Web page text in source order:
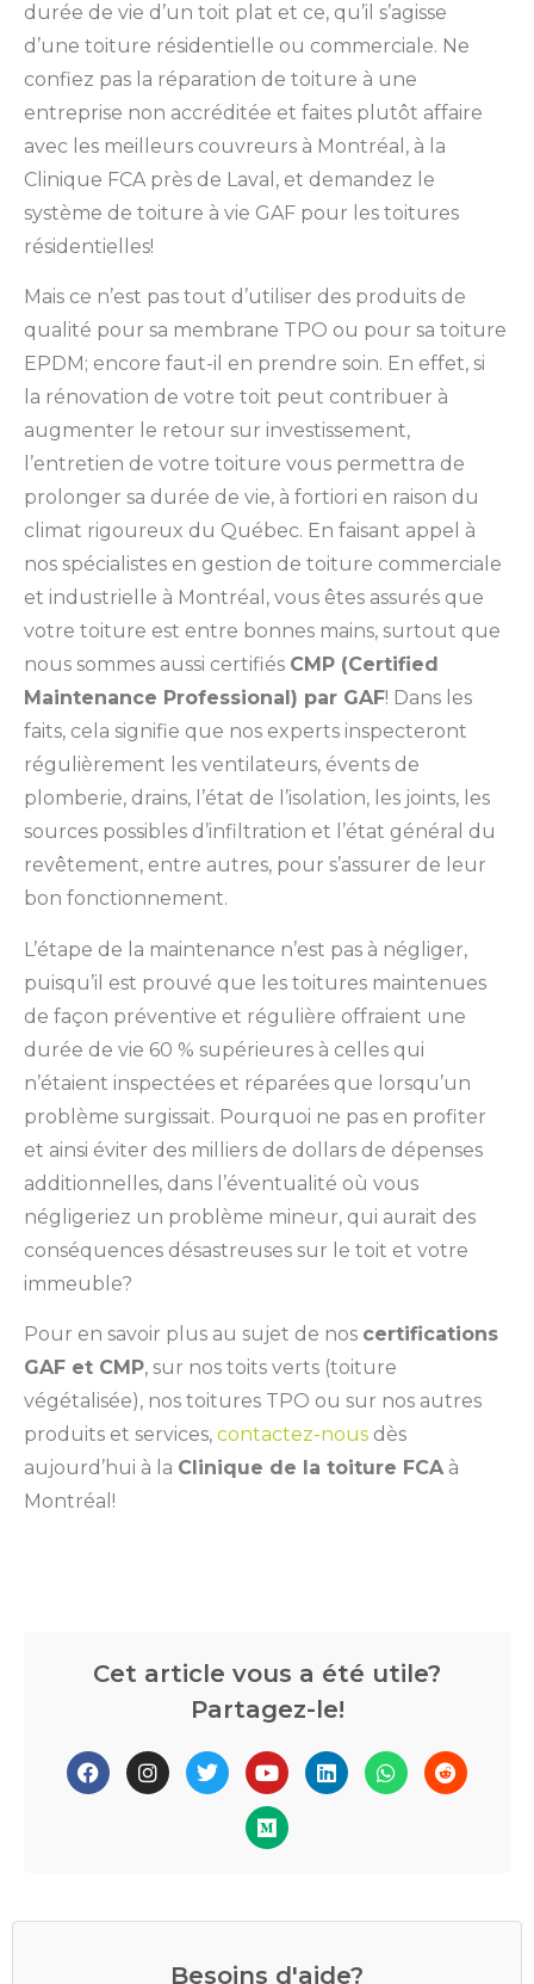
durée de vie d’un toit plat et ce, qu’il s’agisse
d’une toiture résidentielle ou commerciale. Ne
confiez pas la réparation de toiture à une
entreprise non accréditée et faites plutôt affaire
avec les meilleurs couvreurs à Montréal, à la
Clinique FCA près de Laval, et demandez le
système de toiture à vie GAF pour les toitures
résidentielles!
Mais ce n’est pas tout d’utiliser des produits de
qualité pour sa membrane TPO ou pour sa toiture
EPDM; encore faut-il en prendre soin. En effet, si
la rénovation de votre toit peut contribuer à
augmenter le retour sur investissement,
l’entretien de votre toiture vous permettra de
prolonger sa durée de vie, à fortiori en raison du
climat rigoureux du Québec. En faisant appel à
nos spécialistes en gestion de toiture commerciale
et industrielle à Montréal, vous êtes assurés que
votre toiture est entre bonnes mains, surtout que
nous sommes aussi certifiés CMP (Certified
Maintenance Professional) par GAF! Dans les
faits, cela signifie que nos experts inspecteront
régulièrement les ventilateurs, évents de
plomberie, drains, l’état de l’isolation, les joints, les
sources possibles d’infiltration et l’état général du
revêtement, entre autres, pour s’assurer de leur
bon fonctionnement.
L’étape de la maintenance n’est pas à négliger,
puisqu’il est prouvé que les toitures maintenues
de façon préventive et régulière offraient une
durée de vie 60 % supérieures à celles qui
n’étaient inspectées et réparées que lorsqu’un
problème surgissait. Pourquoi ne pas en profiter
et ainsi éviter des milliers de dollars de dépenses
additionnelles, dans l’éventualité où vous
négligeriez un problème mineur, qui aurait des
conséquences désastreuses sur le toit et votre
immeuble?
Pour en savoir plus au sujet de nos certifications
GAF et CMP, sur nos toits verts (toiture
végétalisée), nos toitures TPO ou sur nos autres
produits et services, contactez-nous dès
aujourd’hui à la Clinique de la toiture FCAà
Montréal!
Cet article vous a été utile?
Partagez-le!
Besoins d'aide?